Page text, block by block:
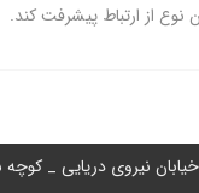
از ارتباط پیشرفت کند.
نیروی دریایی _ کوچه